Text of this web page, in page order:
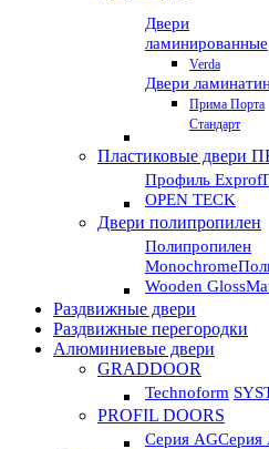
Двери
ламинированные
Verda
Двери
Прима Порта
Стандарт
Пластиковые двери
Профиль Exprof
OPEN TECK
Двери полипропилен
Полипропилен
Monochrome
Wooden
Раздвижные двери
Раздвижные перегородки
Алюминиевые двери
GRADDOOR
Technoform
PROFIL DOORS
Серия AGСерия